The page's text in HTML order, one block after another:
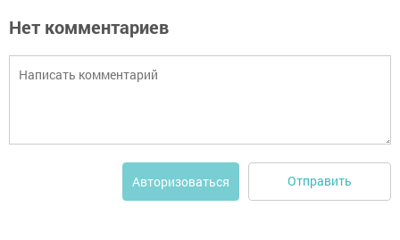
Нет комментариев
Авторизоваться Отправить